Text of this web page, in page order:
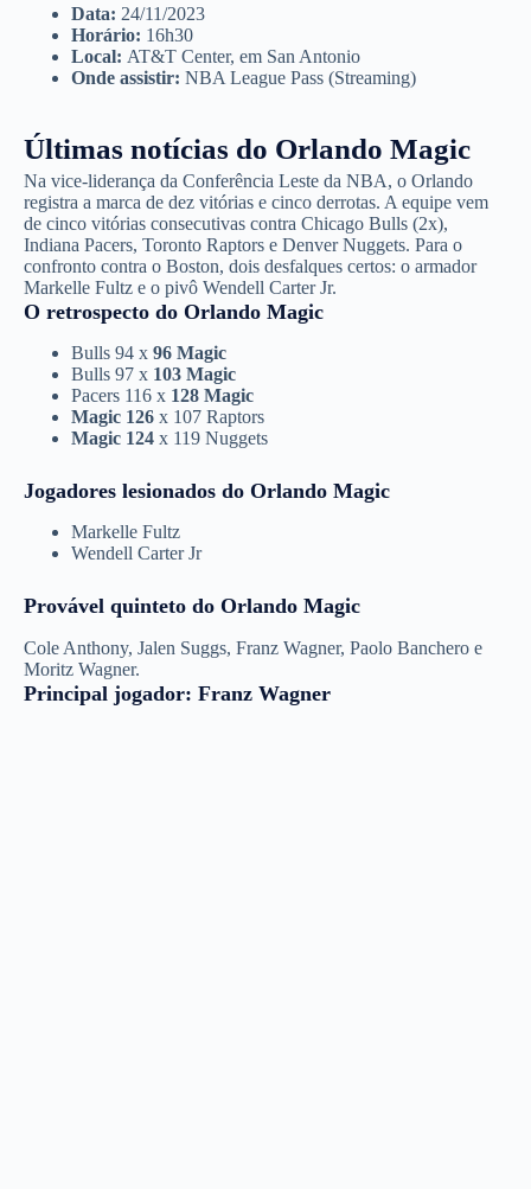
Data: 24/11/2023
Horário: 16h30
Local: AT&T Center, em San Antonio
Onde assistir: NBA League Pass (Streaming)
Últimas notícias do Orlando Magic
Na vice-liderança da Conferência Leste da NBA, o Orlando
registra a marca de dez vitórias e cinco derrotas. A equipe vem
de cinco vitórias consecutivas contra Chicago Bulls (2x),
Indiana Pacers, Toronto Raptors e Denver Nuggets. Para o
confronto contra o Boston, dois desfalques certos: o armador
Markelle Fultz e o pivô Wendell Carter Jr.
O retrospecto do Orlando Magic
Bulls 94 x 96 Magic
Bulls 97 x 103 Magic
Pacers 116 x 128 Magic
Magic 126 x 107 Raptors
Magic 124 x 119 Nuggets
Jogadores lesionados do Orlando Magic
Markelle Fultz
Wendell Carter Jr
Provável quinteto do Orlando Magic
Cole Anthony, Jalen Suggs, Franz Wagner, Paolo Banchero e
Moritz Wagner.
Principal jogador: Franz Wagner